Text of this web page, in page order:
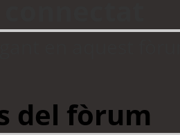
del fòrum